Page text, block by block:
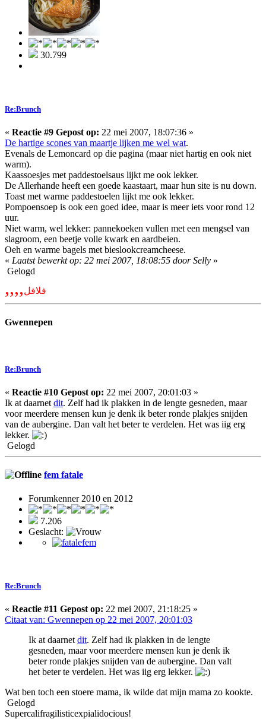
30.799
Re:Brunch
« Reactie #9 Gepost op: 22 mei 2007, 18:07:36 »
De hartige scones van maartje lijken me wel wat.
Evenals de Lemoncard op die pagina (maar niet hartig en ook niet
warm).
Kaassoesjes met paddestoelsaus lijkt me ook lekker.
De Allerhande heeft een goede kaastaart, maar hun site is nu down.
Toast met warme paddestoelen lijkt me ook lekker.
Pompoensoep is ook een goed idee, maar is meer iets voor rond 12
uur.
Niet warm, wel lekker: pannekoeken vullen met een mengsel van
slagroom, een beetje volle kwark en aardbeien.
Oeh en warme bagels met bieslookcreamcheese.
« Laatst bewerkt op: 22 mei 2007, 18:08:55 door Selly »
Gelogd
,,,,فلافل
Gwennepen
Re:Brunch
« Reactie #10 Gepost op: 22 mei 2007, 20:01:03 »
Ik at daarnet dit. Zelf had ik plakken in de lengte gesneden, maar
voor meerdere mensen kun je denk ik beter ronde plakjes snijden
van de aubergine. Dan valt het beter te verdelen. Het was iig erg
lekker.
Gelogd
fem fatale
Forumkenner 2010 en 2012
7.206
Geslacht:
Re:Brunch
« Reactie #11 Gepost op: 22 mei 2007, 21:18:25 »
Citaat van: Gwennepen op 22 mei 2007, 20:01:03
Ik at daarnet dit. Zelf had ik plakken in de lengte
gesneden, maar voor meerdere mensen kun je denk ik
beter ronde plakjes snijden van de aubergine. Dan valt
het beter te verdelen. Het was iig erg lekker.
Wat ben toch een stoere mama, ik wilde dat mijn mama zo kookte.
Gelogd
Supercalifragilisticexpialidocious!